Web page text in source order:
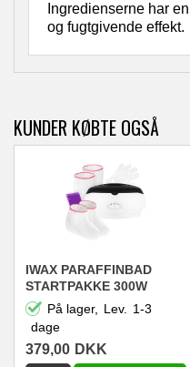
Ingredienserne har
og fugtgivende effekt.
KUNDER KØBTE OGSÅ
IWAX PARAFFINBAD
STARTPAKKE 300W
MODEL XXL
På lager, Lev.
1-3
dage
379,00 DKK